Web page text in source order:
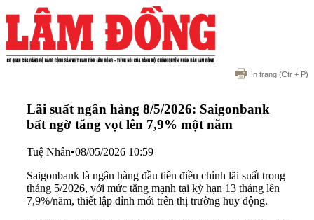
In trang (Ctr + P)
Lãi suất ngân hàng 8/5/2026: Saigonbank
bất ngờ tăng vọt lên 7,9% một năm
Tuệ Nhân•08/05/2026 10:59
Saigonbank là ngân hàng đầu tiên điều chỉnh lãi suất trong
tháng 5/2026, với mức tăng mạnh tại kỳ hạn 13 tháng lên
7,9%/năm, thiết lập đỉnh mới trên thị trường huy động.